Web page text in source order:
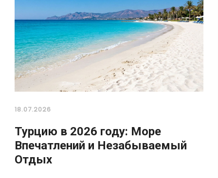
18.07.2026
Турцию в 2026 году: Море
Впечатлений и Незабываемый
Отдых